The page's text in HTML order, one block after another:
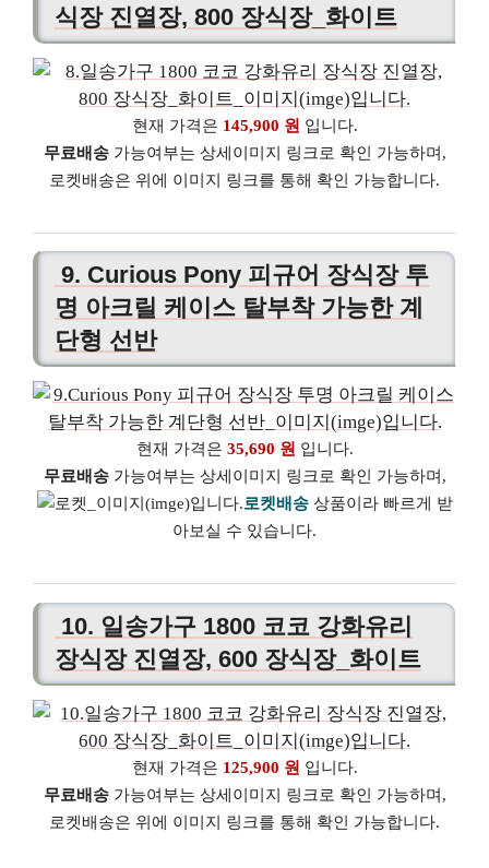
식장 진열장, 800 장식장_화이트
현재 가격은 145,900 원 입니다.
무료배송가능여부는 상세이미지 링크로 확인 가능하며,
로켓배송은 위에 이미지 링크를 통해 확인 가능합니다.
9. Curious Pony 피규어 장식장 투
명 아크릴 케이스 탈부착 가능한 계
단형 선반
현재 가격은 35,690 원 입니다.
무료배송가능여부는 상세이미지 링크로 확인 가능하며,
로켓배송상품이라 빠르게 받
아보실 수 있습니다.
10. 일송가구 1800 코코 강화유리
장식장 진열장, 600 장식장_화이트
현재 가격은 125,900 원 입니다.
무료배송가능여부는 상세이미지 링크로 확인 가능하며,
로켓배송은 위에 이미지 링크를 통해 확인 가능합니다.